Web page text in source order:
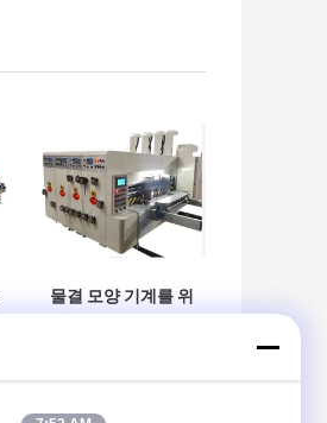
물결 모양 기계를 위